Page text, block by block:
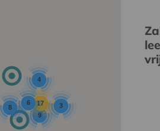
9
17
8
4
6 3